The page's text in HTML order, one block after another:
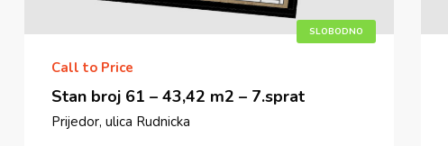
SLOBODNO
Call to Price
Stan broj 61 – 43,42 m2 – 7.sprat
Prijedor, ulica Rudnicka